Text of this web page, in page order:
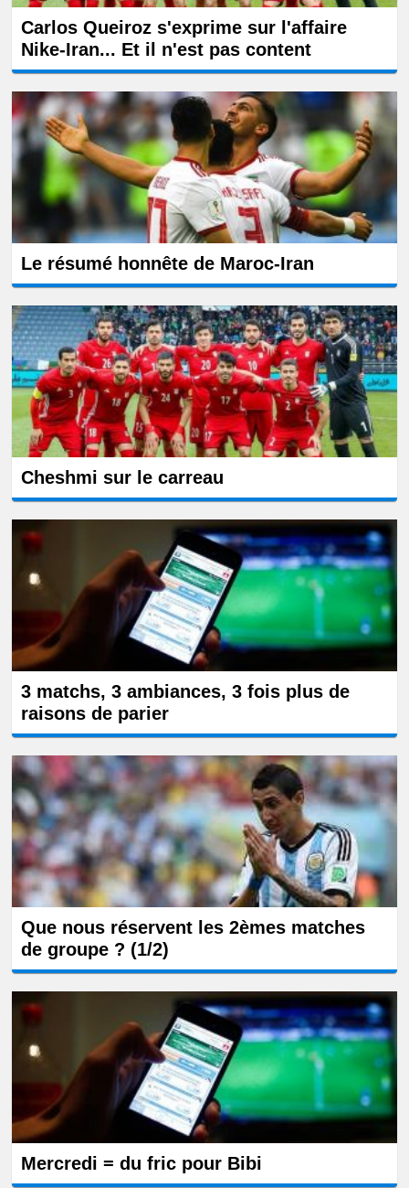
Carlos Queiroz s'exprime sur l'affaire
Nike-Iran... Et il n'est pas content
Le résumé honnête de Maroc-Iran
Cheshmi sur le carreau
3 matchs, 3 ambiances, 3 fois plus de
raisons de parier
Que nous réservent les 2èmes matches
de groupe ? (1/2)
Mercredi = du fric pour Bibi